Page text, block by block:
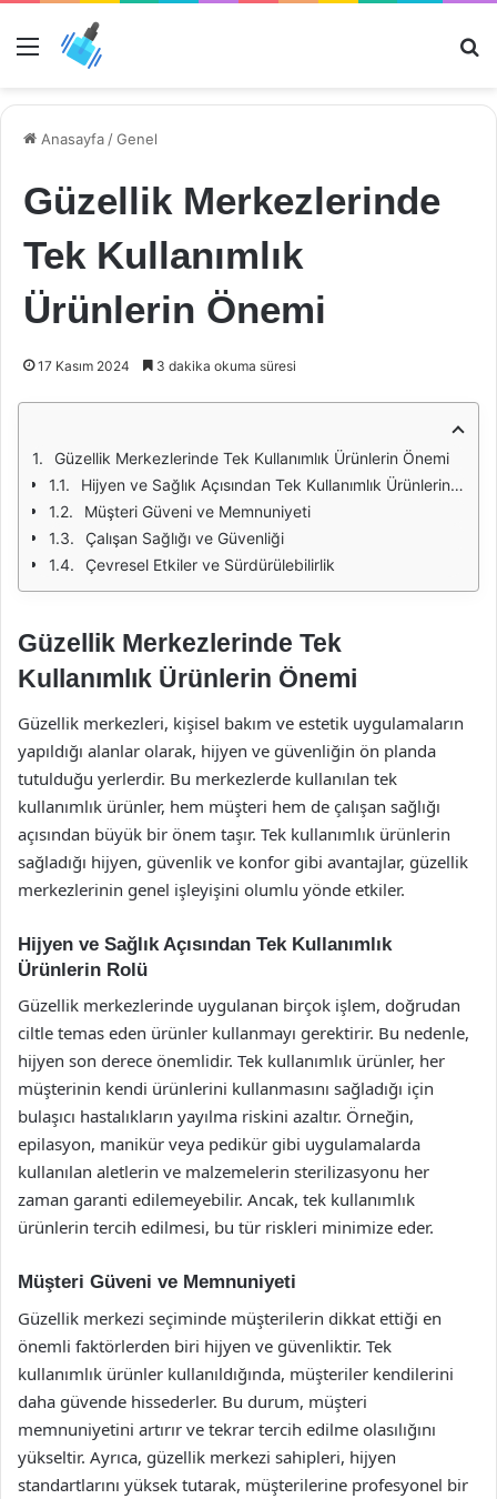
Menü
Anasayfa /Genel
Güzellik Merkezlerinde
Tek Kullanımlık
Ürünlerin Önemi
17 Kasım 2024 3 dakika okuma süresi
Güzellik Merkezlerinde Tek Kullanımlık Ürünlerin Önemi
Hijyen ve Sağlık Açısından Tek Kullanımlık Ürünlerin Rolü
Müşteri Güveni ve Memnuniyeti
Çalışan Sağlığı ve Güvenliği
Çevresel Etkiler ve Sürdürülebilirlik
Güzellik Merkezlerinde Tek
Kullanımlık Ürünlerin Önemi
Güzellik merkezleri, kişisel bakım ve estetik uygulamaların
yapıldığı alanlar olarak, hijyen ve güvenliğin ön planda
tutulduğu yerlerdir. Bu merkezlerde kullanılan tek
kullanımlık ürünler, hem müşteri hem de çalışan sağlığı
açısından büyük bir önem taşır. Tek kullanımlık ürünlerin
sağladığı hijyen, güvenlik ve konfor gibi avantajlar, güzellik
merkezlerinin genel işleyişini olumlu yönde etkiler.
Hijyen ve Sağlık Açısından Tek Kullanımlık
Ürünlerin Rolü
Güzellik merkezlerinde uygulanan birçok işlem, doğrudan
ciltle temas eden ürünler kullanmayı gerektirir. Bu nedenle,
hijyen son derece önemlidir. Tek kullanımlık ürünler, her
müşterinin kendi ürünlerini kullanmasını sağladığı için
bulaşıcı hastalıkların yayılma riskini azaltır. Örneğin,
epilasyon, manikür veya pedikür gibi uygulamalarda
kullanılan aletlerin ve malzemelerin sterilizasyonu her
zaman garanti edilemeyebilir. Ancak, tek kullanımlık
ürünlerin tercih edilmesi, bu tür riskleri minimize eder.
Müşteri Güveni ve Memnuniyeti
Güzellik merkezi seçiminde müşterilerin dikkat ettiği en
önemli faktörlerden biri hijyen ve güvenliktir. Tek
kullanımlık ürünler kullanıldığında, müşteriler kendilerini
daha güvende hissederler. Bu durum, müşteri
memnuniyetini artırır ve tekrar tercih edilme olasılığını
yükseltir. Ayrıca, güzellik merkezi sahipleri, hijyen
standartlarını yüksek tutarak, müşterilerine profesyonel bir